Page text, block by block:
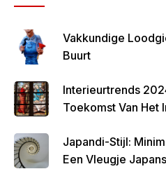
Vakkundige
Buurt
Interieurtrends
Toekomst Van Het
Japandi-Stijl:
Een Vleugje